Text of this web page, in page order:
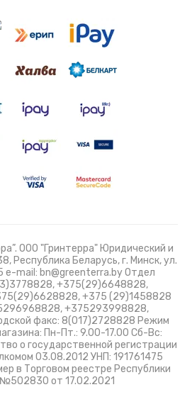
ООО "Гринтерра" Юридический и
Республика Беларусь, г. Минск, ул.
e-mail: bn@greenterra.by Отдел
+375(29)6648828,
+375 (29)1458828
+375293998828,
факс: 8(017)2728828 Режим
Пн-Пт.: 9.00-17.00 Сб-Вс:
о государственной регистрации
03.08.2012 УНП: 191761475
в Торговом реестре Республики
от 17.02.2021